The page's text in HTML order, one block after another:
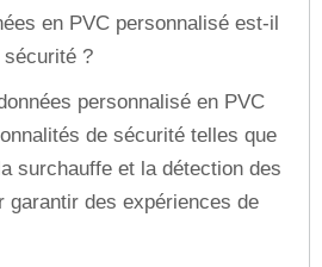
en PVC personnalisé est-il
?
personnalisé en PVC
de sécurité telles que
surchauffe et la détection des
garantir des expériences de